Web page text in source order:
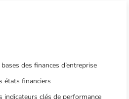
des finances d’entreprise
états financiers
indicateurs clés de performance